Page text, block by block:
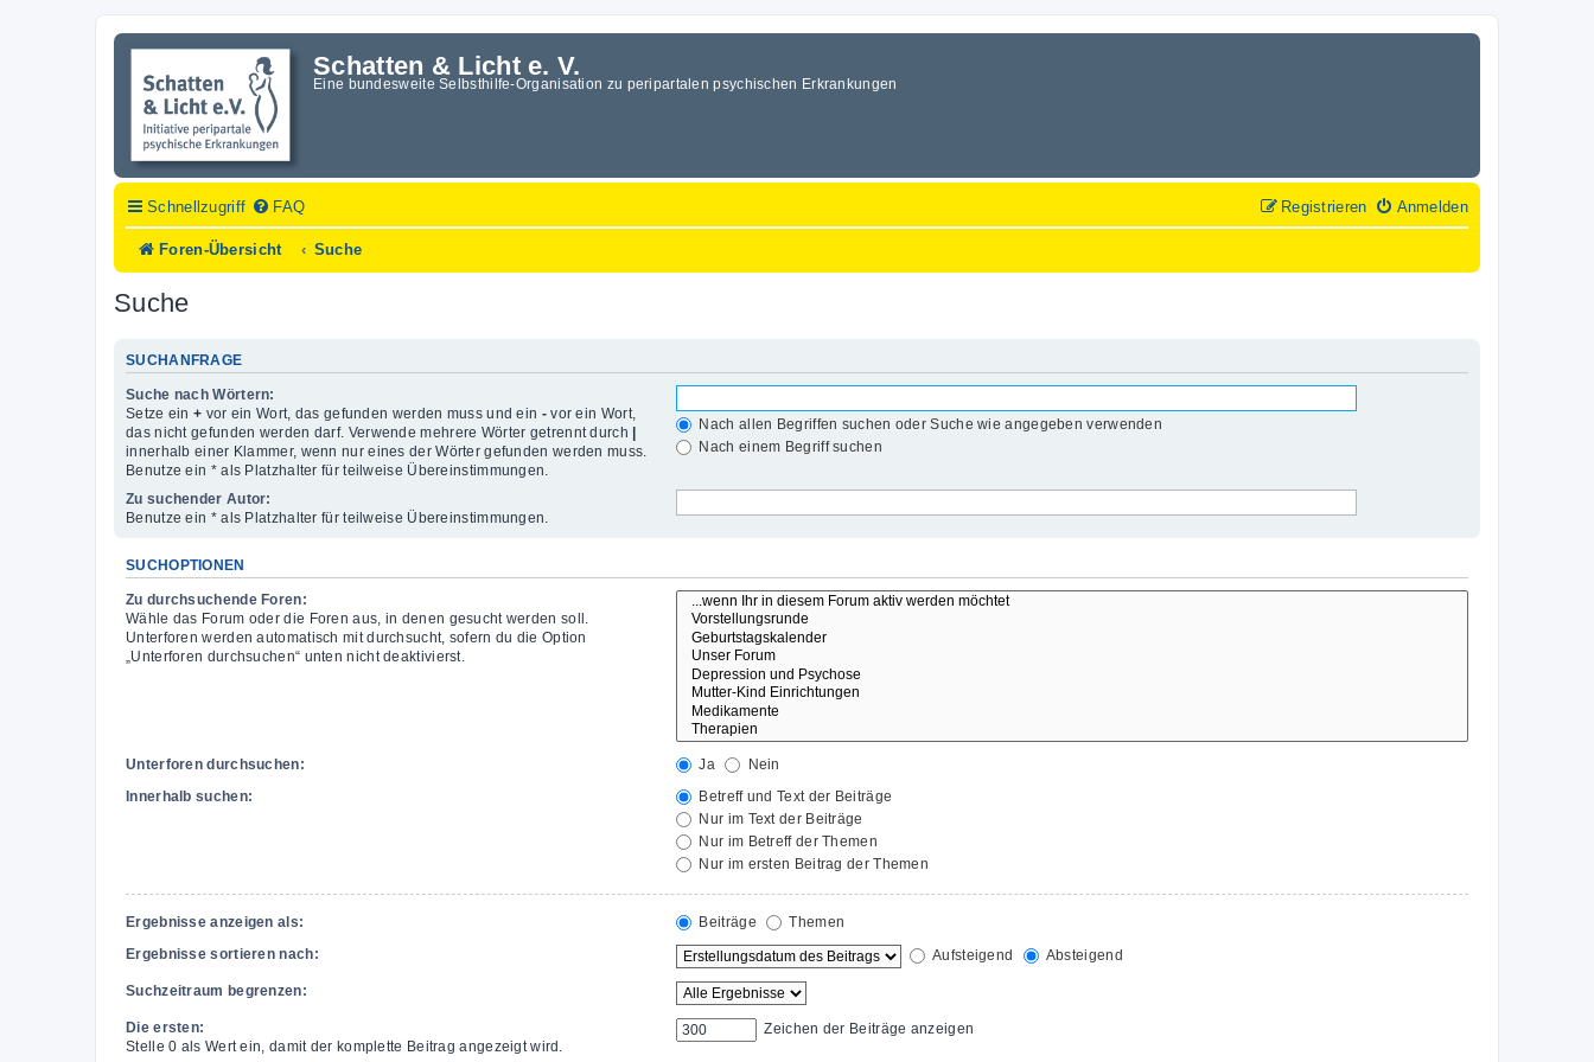
Schatten & Licht e. V.
Eine bundesweite Selbsthilfe-Organisation zu peripartalen psychischen Erkrankungen
Schnellzugriff FAQ Anmelden
Registrieren
Foren-Übersicht Suche
Suche
SUCHANFRAGE
Suche nach Wörtern:
Setze ein + vor ein Wort, das gefunden werden muss und ein -vor ein Wort,
das nicht gefunden werden darf. Verwende mehrere Wörter getrennt durch
innerhalb einer Klammer, wenn nur eines der Wörter gefunden werden muss.
Benutze ein * als Platzhalter für teilweise Übereinstimmungen.
Nach allen Begriffen suchen oder Suche wie angegeben verwenden
Nach einem Begriff suchen
Zu suchender Autor:
Benutze ein * als Platzhalter für teilweise Übereinstimmungen.
SUCHOPTIONEN
Zu durchsuchende Foren:
Wähle das Forum oder die Foren aus, in denen gesucht werden soll.
Unterforen werden automatisch mit durchsucht, sofern du die Option
„Unterforen durchsuchen“ unten nicht deaktivierst.
Unterforen durchsuchen: Ja
Nein
Innerhalb suchen:
Betreff und Text der Beiträge
Nur im Text der Beiträge
Nur im Betreff der Themen
Nur im ersten Beitrag der Themen
Ergebnisse anzeigen als: Beiträge
Themen
Ergebnisse sortieren nach:
Aufsteigend Absteigend
Suchzeitraum begrenzen:
Die ersten:
Stelle 0 als Wert ein, damit der komplette Beitrag angezeigt wird.
Zeichen der Beiträge anzeigen